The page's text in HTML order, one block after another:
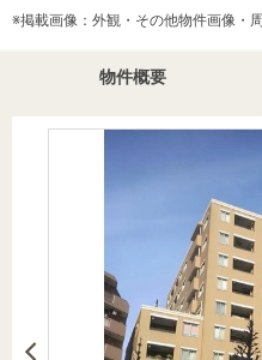
投
用
す
売却
時手
金額
サービス
周辺
検索
沿革
本社
（電子ブ
物件概要
※掲載画像：外観・その他物件画像・